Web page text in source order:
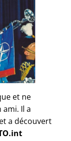
et ne
Il a
a découvert